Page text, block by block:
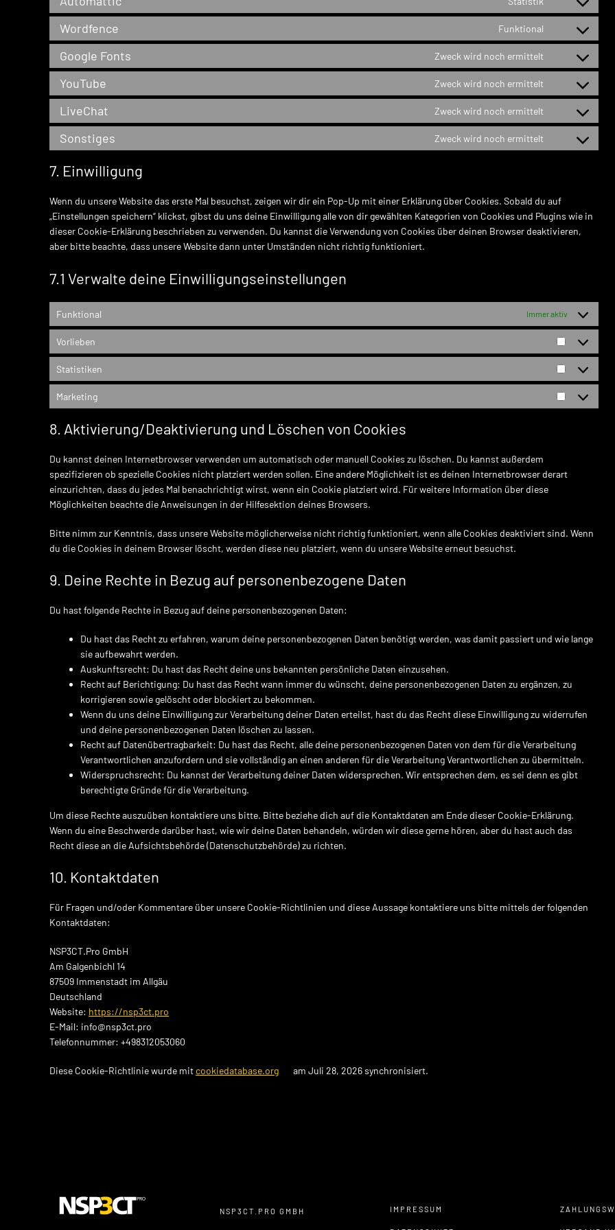
service
wpforms
Consent
service
automattic
Wordfence Funktional
Consent
service
wordfence
Google Fonts Zweck wird noch ermittelt
Consent
service
google-
fonts
YouTube Zweck wird noch ermittelt
Consent
service
youtube
LiveChat Zweck wird noch ermittelt
Consent
service
Sonstiges Zweck wird noch ermittelt
Consent
7. Einwilligung
Wenn du unsere Website das erste Mal besuchst, zeigen wir dir ein Pop-Up mit einer Erklärung über Cookies. Sobald du auf
„Einstellungen speichern“ klickst, gibst du uns deine Einwilligung alle von dir gewählten Kategorien von Cookies und Plugins wie in
dieser Cookie-Erklärung beschrieben zu verwenden. Du kannst die Verwendung von Cookies über deinen Browser deaktivieren,
aber bitte beachte, dass unsere Website dann unter Umständen nicht richtig funktioniert.
7.1 Verwalte deine Einwilligungseinstellungen
Funktional Immer aktiv
Vorlieben
Vorlieben
Statistiken
Statistiken
Marketing
Marketing
8. Aktivierung/Deaktivierung und Löschen von Cookies
Du kannst deinen Internetbrowser verwenden um automatisch oder manuell Cookies zu löschen. Du kannst außerdem
spezifizieren ob spezielle Cookies nicht platziert werden sollen. Eine andere Möglichkeit ist es deinen Internetbrowser derart
einzurichten, dass du jedes Mal benachrichtigt wirst, wenn ein Cookie platziert wird. Für weitere Information über diese
Möglichkeiten beachte die Anweisungen in der Hilfesektion deines Browsers.
Bitte nimm zur Kenntnis, dass unsere Website möglicherweise nicht richtig funktioniert, wenn alle Cookies deaktiviert sind. Wenn
du die Cookies in deinem Browser löscht, werden diese neu platziert, wenn du unsere Website erneut besuchst.
9. Deine Rechte in Bezug auf personenbezogene Daten
Du hast folgende Rechte in Bezug auf deine personenbezogenen Daten:
Du hast das Recht zu erfahren, warum deine personenbezogenen Daten benötigt werden, was damit passiert und wie lange
sie aufbewahrt werden.
Auskunftsrecht: Du hast das Recht deine uns bekannten persönliche Daten einzusehen.
Recht auf Berichtigung: Du hast das Recht wann immer du wünscht, deine personenbezogenen Daten zu ergänzen, zu
korrigieren sowie gelöscht oder blockiert zu bekommen.
Wenn du uns deine Einwilligung zur Verarbeitung deiner Daten erteilst, hast du das Recht diese Einwilligung zu widerrufen
und deine personenbezogenen Daten löschen zu lassen.
Recht auf Datenübertragbarkeit: Du hast das Recht, alle deine personenbezogenen Daten von dem für die Verarbeitung
Verantwortlichen anzufordern und sie vollständig an einen anderen für die Verarbeitung Verantwortlichen zu übermitteln.
Widerspruchsrecht: Du kannst der Verarbeitung deiner Daten widersprechen. Wir entsprechen dem, es sei denn es gibt
berechtigte Gründe für die Verarbeitung.
Um diese Rechte auszuüben kontaktiere uns bitte. Bitte beziehe dich auf die Kontaktdaten am Ende dieser Cookie-Erklärung.
Wenn du eine Beschwerde darüber hast, wie wir deine Daten behandeln, würden wir diese gerne hören, aber du hast auch das
Recht diese an die Aufsichtsbehörde (Datenschutzbehörde) zu richten.
10. Kontaktdaten
Für Fragen und/oder Kommentare über unsere Cookie-Richtlinien und diese Aussage kontaktiere uns bitte mittels der folgenden
Kontaktdaten:
NSP3CT.Pro GmbH
Am Galgenbichl 14
87509 Immenstadt im Allgäu
Deutschland
Website: https://nsp3ct.pro
E-Mail: info@nsp3ct.pro
Telefonnummer: +498312053060
Diese Cookie-Richtlinie wurde mitcookiedatabase.org am Juli 28, 2026 synchronisiert.
NSP3CT.PRO GMBH IMPRESSUM